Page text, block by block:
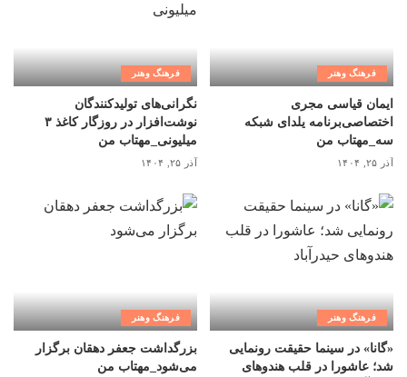
فرهنگ وهنر
ایمان قیاسی مجری
اختصاصی‌برنامه یلدای شبکه
سه_مهتاب من
آذر ۲۵, ۱۴۰۴
فرهنگ وهنر
نگرانی‌های تولیدکنندگان
نوشت‌افزار در روزگار کاغذ ۳
میلیونی_مهتاب من
آذر ۲۵, ۱۴۰۴
فرهنگ وهنر
«گانا» در سینما حقیقت رونمایی
شد؛ عاشورا در قلب هندوهای
فرهنگ وهنر
بزرگداشت جعفر دهقان برگزار
می‌شود_مهتاب من